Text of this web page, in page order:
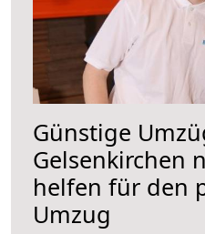
Günstige
Gelsenkirchen
helfen für den
Umzug